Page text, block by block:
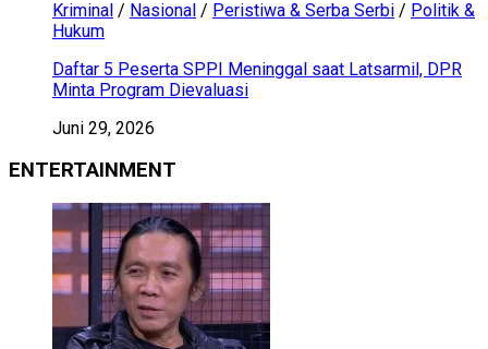
Kriminal / Nasional / Peristiwa & Serba Serbi / Politik &
Hukum
Daftar 5 Peserta SPPI Meninggal saat Latsarmil, DPR
Minta Program Dievaluasi
Juni 29, 2026
ENTERTAINMENT